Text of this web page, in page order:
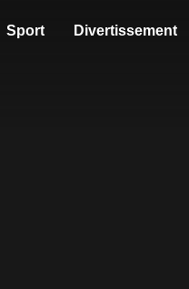
Sport Divertissement